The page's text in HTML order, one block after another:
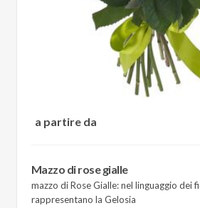
a partire da
Mazzo di rose gialle
mazzo di Rose Gialle: nel linguaggio dei
rappresentano la Gelosia